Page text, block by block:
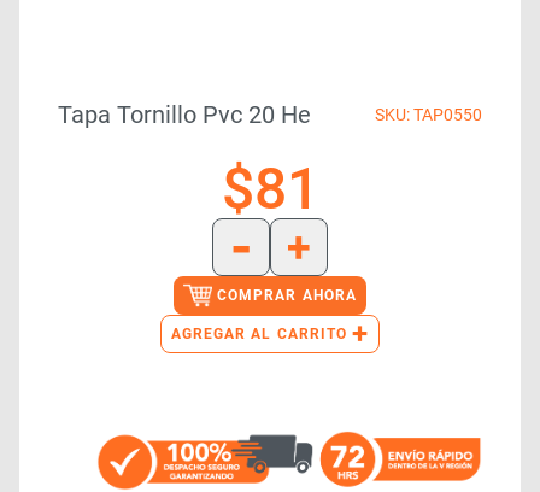
Tapa Tornillo Pvc 20 He SKU: TAP0550
$81
-
+
COMPRAR AHORA
AGREGAR AL CARRITO +